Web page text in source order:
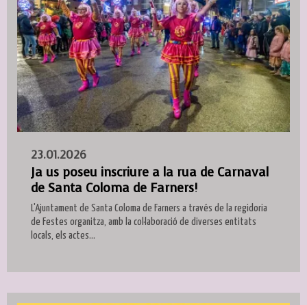
23.01.2026
Ja us poseu inscriure a la rua de Carnaval
de Santa Coloma de Farners!
L'Ajuntament de Santa Coloma de Farners a través de la regidoria
de Festes organitza, amb la col·laboració de diverses entitats
locals, els actes...